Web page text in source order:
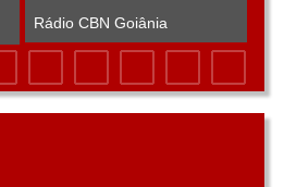
Rádio CBN Goiânia